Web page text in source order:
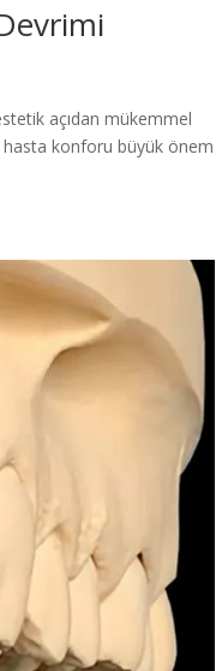
açıdan mükemmel
hasta konforu büyük önem